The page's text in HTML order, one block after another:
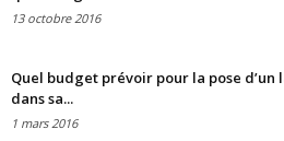
13 octobre 2016
Quel budget prévoir pour la pose d’un
dans sa...
1 mars 2016